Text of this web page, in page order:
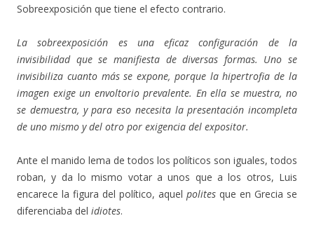
Sobreexposición que tiene el efecto contrario.
La sobreexposición es una eficaz configuración de la
invisibilidad que se manifiesta de diversas formas. Uno se
invisibiliza cuanto más se expone, porque la hipertrofia de la
imagen exige un envoltorio prevalente. En ella se muestra, no
se demuestra, y para eso necesita la presentación incompleta
de uno mismo y del otro por exigencia del expositor.
Ante el manido lema de todos los políticos son iguales, todos
roban, y da lo mismo votar a unos que a los otros, Luis
encarece la figura del político, aquel polites que en Grecia se
diferenciaba del idiotes.